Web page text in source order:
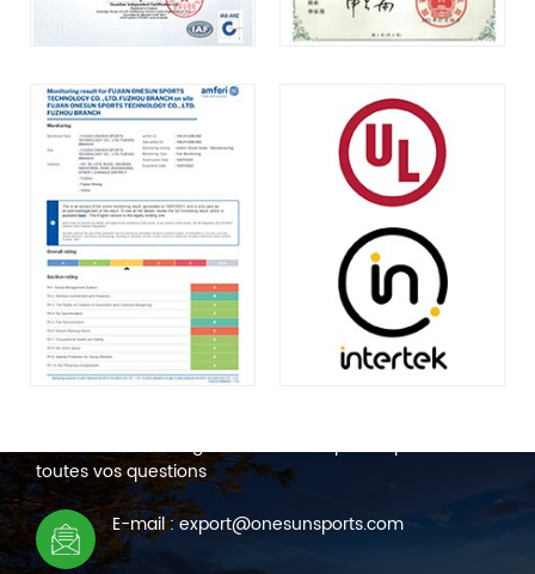
Nous sommes en ligne 7*24 heures pour répondre à
toutes vos questions
E-mail : export@onesunsports.com